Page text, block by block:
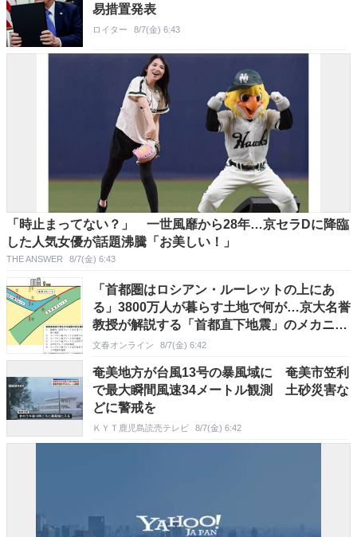
易措置発表
ロイター 8/7(金) 6:43
「時止まってない？」 一世風靡から28年…京セラDに降臨
した人気女優が話題沸騰「お美しい！」
THE ANSWER 8/7(金) 6:43
「首都圏はロシアン・ルーレットの上にあ
る」3800万人が暮らす土地で何が…京大名誉
教授が解説する「首都直下地震」のメカニズ
ム
文春オンライン 8/7(金) 6:42
奄美地方が台風13号の暴風域に 奄美市笠利
で最大瞬間風速34メートル観測 土砂災害な
どに警戒を
ＫＹＴ鹿児島読売テレビ 8/7(金) 6:42